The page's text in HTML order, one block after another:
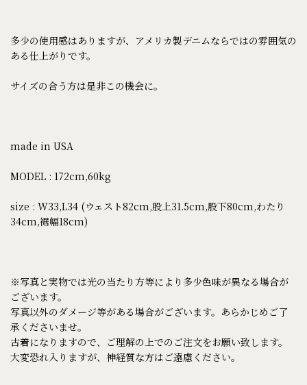
多少の使用感はありますが、アメリカ製デニムならではの雰囲気の
ある仕上がりです。
サイズの合う方は是非この機会に。
made in USA
MODEL : 172cm,60kg
size : W33,L34 (ウェスト82cm,股上31.5cm,股下80cm,わたり
34cm,裾幅18cm)
※写真と実物では光の当たり方等により多少色味が異なる場合が
ございます。
写真以外のダメージ等がある場合がございます。あらかじめご了
承くださいませ。
古着になりますので、ご理解の上でのご注文をお願い致します。
大変恐れ入りますが、神経質な方はご遠慮ください。